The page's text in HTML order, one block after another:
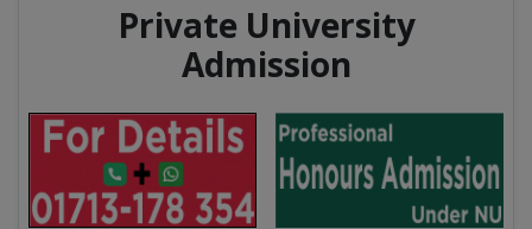
Private University
Admission